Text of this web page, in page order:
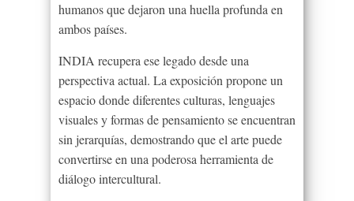
humanos que dejaron una huella profunda en
ambos países.
INDIA recupera ese legado desde una
perspectiva actual. La exposición propone un
espacio donde diferentes culturas, lenguajes
visuales y formas de pensamiento se encuentran
sin jerarquías, demostrando que el arte puede
convertirse en una poderosa herramienta de
diálogo intercultural.